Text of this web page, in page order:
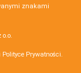
znakami
o.o.
Polityce Prywatności.